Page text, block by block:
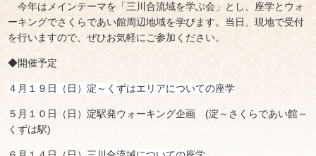
今年はメインテーマを「三川合流域を学ぶ会」とし、座学とウォ
ーキングでさくらであい館周辺地域を学びます。当日、現地で受付
を行いますので、ぜひお気軽にご参加ください。
◆開催予定
４月１９日（日）淀～くずはエリアについての座学
５月１０日（日）淀駅発ウォーキング企画 (淀～さくらであい館～
くずは駅)